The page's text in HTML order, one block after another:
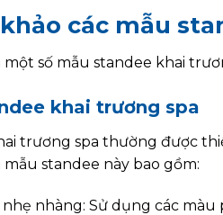
các mẫu
một số mẫu standee khai
khai trương spa
trương spa thường được
mẫu standee này bao gồm:
nhẹ nhàng: Sử dụng các